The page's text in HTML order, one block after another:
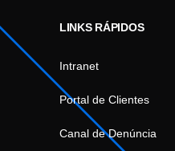
LINKS RÁPIDOS
Intranet
Portal de Clientes
Canal de Denúncia